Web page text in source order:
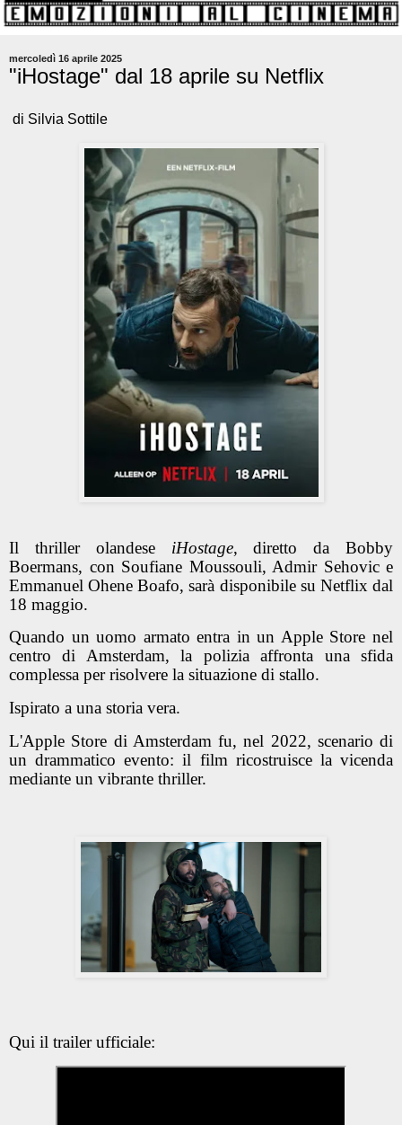
mercoledì 16 aprile 2025
"iHostage" dal 18 aprile su Netflix
di Silvia Sottile
Il thriller olandese iHostage, diretto da Bobby
Boermans, con Soufiane Moussouli, Admir Sehovic e
Emmanuel Ohene Boafo, sarà disponibile su Netflix dal
18 maggio.
Quando un uomo armato entra in un Apple Store nel
centro di Amsterdam, la polizia affronta una sfida
complessa per risolvere la situazione di stallo.
Ispirato a una storia vera.
L'Apple Store di Amsterdam fu, nel 2022, scenario di
un drammatico evento: il film ricostruisce la vicenda
mediante un vibrante thriller.
Qui il trailer ufficiale: